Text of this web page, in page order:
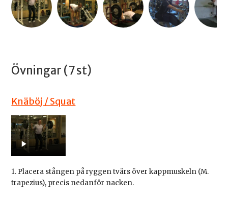
Övningar (7 st)
Knäböj / Squat
1. Placera stången på ryggen tvärs över kappmuskeln (M.
trapezius), precis nedanför nacken.